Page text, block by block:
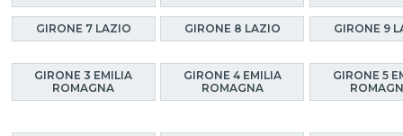
GIRONE 7 LAZIO GIRONE 8 LAZIO GIRONE 9
GIRONE 3 EMILIA
ROMAGNA
GIRONE 4 EMILIA
ROMAGNA
GIRONE 5